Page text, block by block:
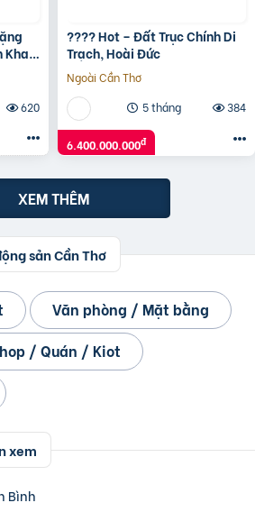
Khai
620
???? Hot – Đất Trục Chính Di
Trạch, Hoài Đức
Ngoài Cần Thơ
5 tháng
384
6.400.000.000đ
XEM THÊM
sản Cần Thơ
Văn phòng / Mặt bằng
/ Quán / Kiot
xem
Bình